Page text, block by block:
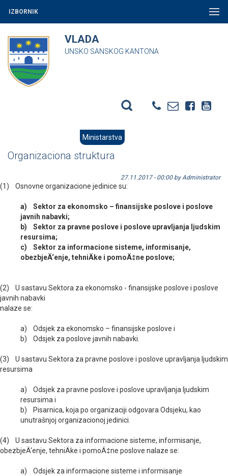
IZBORNIK
VLADA
UNSKO SANSKOG KANTONA
Ministarstva
Organizaciona struktura
27.11.2017 - 00:00 by Administrator
(1) Osnovne organizacione jedinice su:
a) Sektor za ekonomsko – finansijske poslove i poslove
javnih nabavki;
b) Sektor za pravne poslove i poslove upravljanja ljudskim
resursima;
c) Sektor za informacione sisteme, informisanje,
obezbjeÄ‘enje, tehniÄke i pomoÄ‡ne poslove;
(2) U sastavu Sektora za ekonomsko - finansijske poslove i poslove
javnih nabavki
nalaze se:
a) Odsjek za ekonomsko – finansijske poslove i
b) Odsjek za poslove javnih nabavki.
(3) U sastavu Sektora za pravne poslove i poslove upravljanja ljudskim
resursima
a) Odsjek za pravne poslove i poslove upravljanja ljudskim
resursima i
b) Pisarnica, koja po organizaciji odgovara Odsjeku, kao
unutrašnjoj organizacionoj jedinici.
(4) U sastavu Sektora za informacione sisteme, informisanje,
obezbjeÄ‘enje, tehniÄke i pomoÄ‡ne poslove nalaze se:
a) Odsjek za informacione sisteme i informisanje